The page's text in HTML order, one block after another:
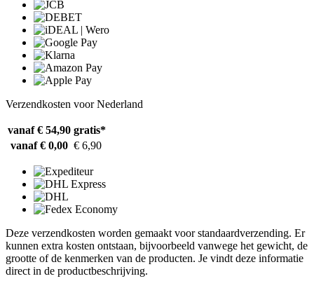
Verzendkosten voor Nederland
vanaf € 54,90 gratis*
vanaf € 0,00 € 6,90
Deze verzendkosten worden gemaakt voor standaardverzending. Er
kunnen extra kosten ontstaan, bijvoorbeeld vanwege het gewicht, de
grootte of de kenmerken van de producten. Je vindt deze informatie
direct in de productbeschrijving.